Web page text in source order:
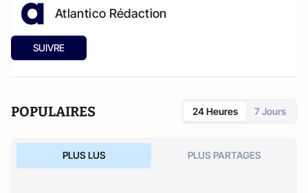
Atlantico Rédaction
SUIVRE
POPULAIRES 24 Heures 7 Jours
PLUS LUS PLUS PARTAGES